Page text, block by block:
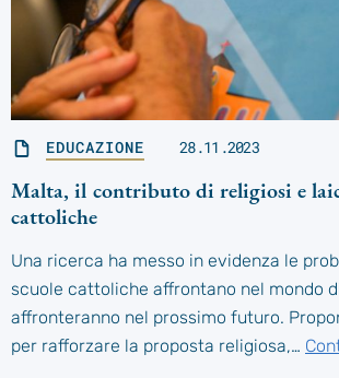
EDUCAZIONE 28.11.2023
Malta, il contributo di religiosi e
cattoliche
Una ricerca ha messo in evidenza le
scuole cattoliche affrontano nel mondo
affronteranno nel prossimo futuro.
per rafforzare la proposta religiosa,…